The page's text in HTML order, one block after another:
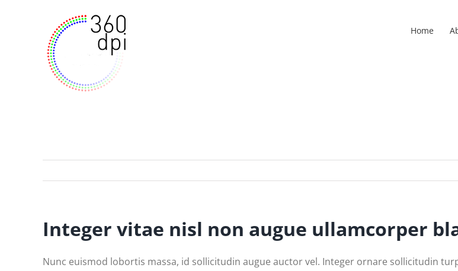
Home
Integer vitae nisl non augue ullamcorper
Nunc euismod lobortis massa, id sollicitudin augue auctor vel. Integer ornare sollicitudin